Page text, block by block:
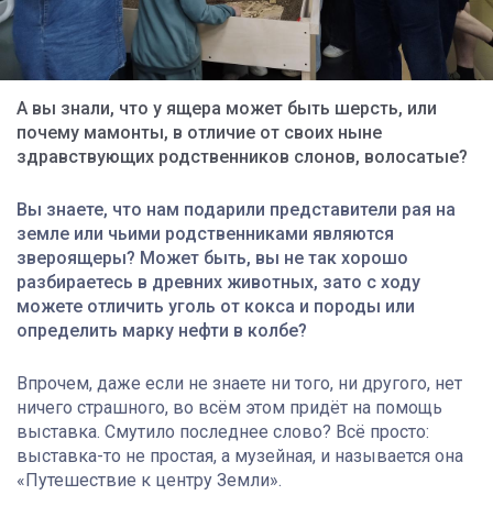
А вы знали, что у ящера может быть шерсть, или
почему мамонты, в отличие от своих ныне
здравствующих родственников слонов, волосатые?
Вы знаете, что нам подарили представители рая на
земле или чьими родственниками являются
звероящеры? Может быть, вы не так хорошо
разбираетесь в древних животных, зато с ходу
можете отличить уголь от кокса и породы или
определить марку нефти в колбе?
Впрочем, даже если не знаете ни того, ни другого, нет
ничего страшного, во всём этом придёт на помощь
выставка. Смутило последнее слово? Всё просто:
выставка-то не простая, а музейная, и называется она
«Путешествие к центру Земли».